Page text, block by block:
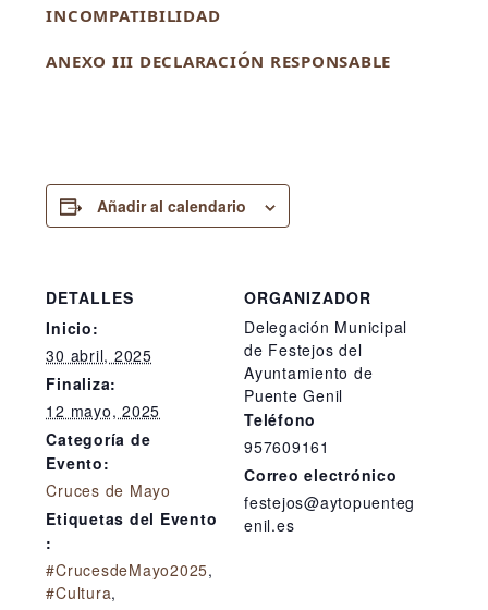
INCOMPATIBILIDAD
ANEXO III DECLARACIÓN RESPONSABLE
Añadir al calendario
DETALLES
Inicio:
30 abril, 2025
Finaliza:
12 mayo, 2025
Categoría de
Evento:
Cruces de Mayo
Etiquetas del Evento
:
#CrucesdeMayo2025,
#Cultura,
ORGANIZADOR
Delegación Municipal
de Festejos del
Ayuntamiento de
Puente Genil
Teléfono
957609161
Correo electrónico
festejos@aytopuenteg
enil.es